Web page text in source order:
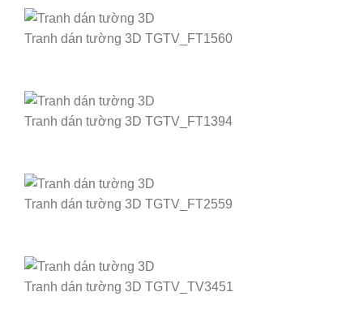
Tranh dán tường 3D TGTV_FT1560
Tranh dán tường 3D TGTV_FT1394
Tranh dán tường 3D TGTV_FT2559
Tranh dán tường 3D TGTV_TV3451